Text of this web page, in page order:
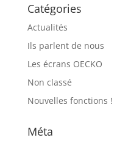
Catégories
Actualités
Ils parlent de nous
Les écrans OECKO
Non classé
Nouvelles fonctions !
Méta